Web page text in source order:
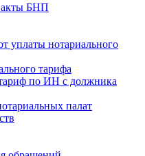
акты БНП
уплаты нотариального
тарифа
по ИН с должника
палат